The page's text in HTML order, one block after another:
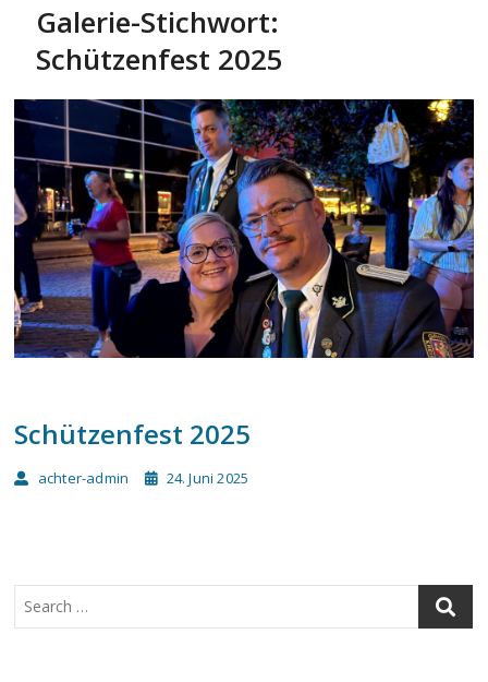
Galerie-Stichwort:
Schützenfest 2025
Schützenfest 2025
achter-admin 24. Juni 2025